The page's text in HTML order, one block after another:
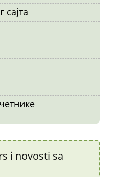
сајта
i novosti sa